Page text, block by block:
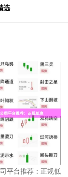
选
平台推荐：正规低